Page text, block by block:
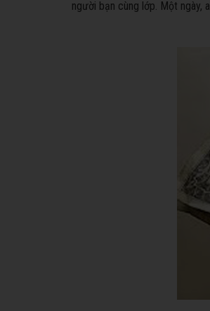
người bạn cùng lớp. Một ngày,